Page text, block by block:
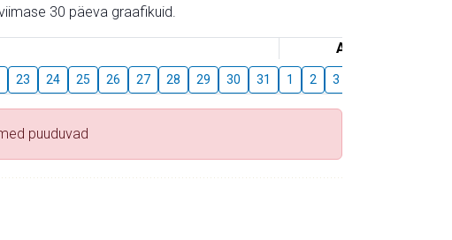
30 päeva graafikuid.
August
23 24 25 26 27 28 29 30 31 1 2 3
puuduvad